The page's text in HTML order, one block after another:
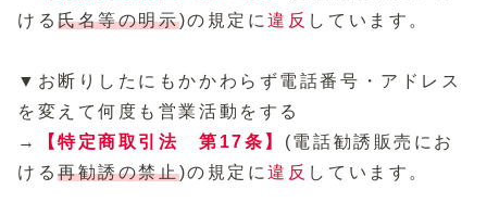
ける氏名等の明示)の規定に違反 しています。
▼お断りしたにもかかわらず電話番号・アドレス
を変えて何度も営業活動をする
→
【特定商取引法 第17条】 (電話勧誘販売にお
ける再勧誘の禁止)の規定に違反 しています。